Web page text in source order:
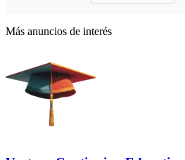
Más anuncios de interés